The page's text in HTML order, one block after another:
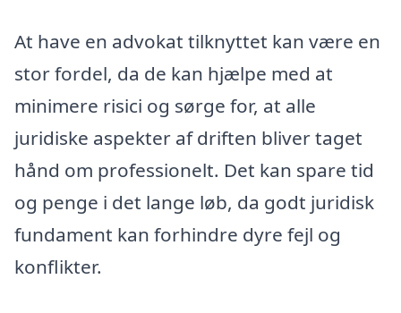
At have en advokat tilknyttet kan være en
stor fordel, da de kan hjælpe med at
minimere risici og sørge for, at alle
juridiske aspekter af driften bliver taget
hånd om professionelt. Det kan spare tid
og penge i det lange løb, da godt juridisk
fundament kan forhindre dyre fejl og
konflikter.